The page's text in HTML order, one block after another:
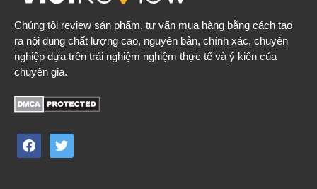
Chúng tôi review sản phẩm, tư vấn mua hàng bằng cách tạo
ra nội dung chất lượng cao, nguyên bản, chính xác, chuyên
nghiệp dựa trên trải nghiệm nghiệm thực tế và ý kiến của
chuyên gia.
facebooktwitter